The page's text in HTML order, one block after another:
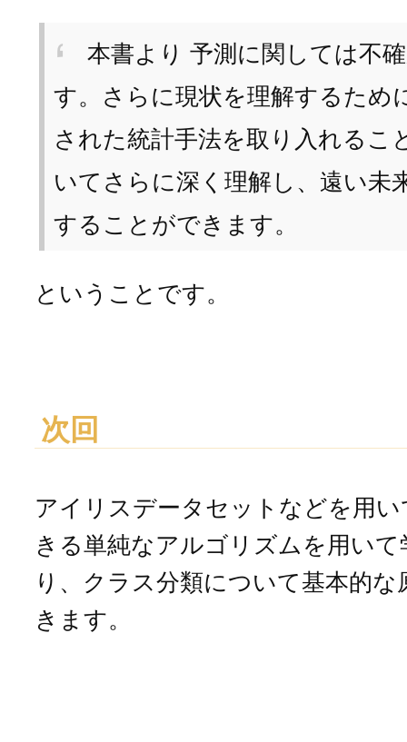
本書より 予測に関しては不
す。さらに現状を理解するため
された統計手法を取り入れるこ
いてさらに深く理解し、遠い未
することができます。
ということです。
次回
アイリスデータセットなどを用
きる単純なアルゴリズムを用い
り、クラス分類について基本的
きます。